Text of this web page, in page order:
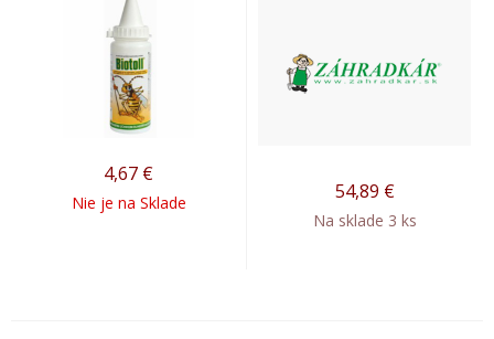
4,67 €
Nie je na Sklade 54,89 €
Na sklade 3 ks